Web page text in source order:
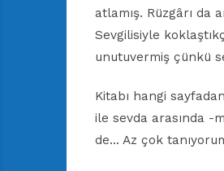
atlamış. Rüzgârı da
Sevgilisiyle
unutuvermiş çünkü
Kitabı hangi
ile sevda arasında -
de… Az çok